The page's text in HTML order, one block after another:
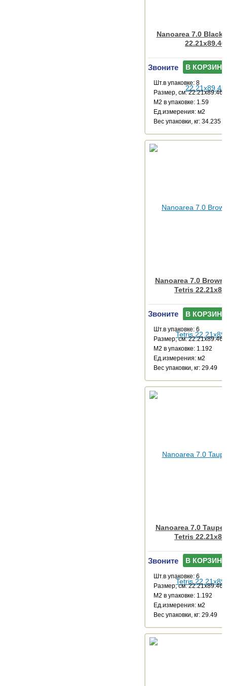
Nanoarea 7.0 Black
22.21x89.46
Звоните В КОРЗИНУ
Шт.в упаковке: 8
Размер, см: 22.21x89.46
М2 в упаковке: 1.59
Ед.измерения: м2
Веc упаковки, кг: 34.235
Nanoarea 7.0
Tetris
Звоните В КОРЗИНУ
Шт.в упаковке: 6
Размер, см: 22.21x89.46
М2 в упаковке: 1.192
Ед.измерения: м2
Веc упаковки, кг: 29.49
Nanoarea 7.0 Taupe
Tetris
Звоните В КОРЗИНУ
Шт.в упаковке: 6
Размер, см: 22.21x89.46
М2 в упаковке: 1.192
Ед.измерения: м2
Веc упаковки, кг: 29.49